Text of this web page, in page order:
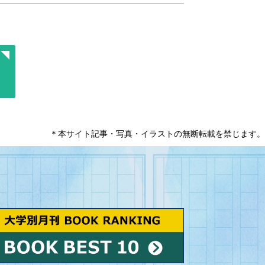
＊本サイト記事・写真・イラストの無断転載を禁じます。